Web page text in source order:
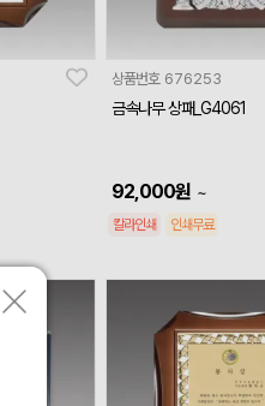
상품번호 676253
금속나무 상패_G4061
92,000원 ~
칼라인쇄 인쇄무료